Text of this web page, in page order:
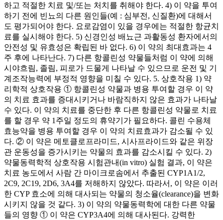
하고 적절한 치료 및/또는 처치를 취해야 한다. 4) 이 약을 투여
하기 전에 빈뇨의 다른 원인들(예 : 심부전, 신질환)에 대해서
도 평가되어야 한다. 요로감염이 있을 경우에는 적절한 항균치
료를 실시해야 한다. 5) 신경인성 배뇨근 과활동성 환자에서의
안전성 및 유효성은 확립된 바 없다. 6) 이 약의 최대효과는 4
주 후에 나타난다. 7) 다른 항콜린성 약물들처럼 이 약에 의해
시야흐림, 졸림, 피로가 드물게 나타날 수 있으므로 운전 및 기
계조작능력에 부정적 영향을 미칠 수 있다. 5. 상호작용 1) 약
리학적 상호작용 ① 항콜린성 약물과 병용 투여할 경우 이 약
의 치료 효과를 증대시키거나 바람직하지 않은 효과가 나타날
수 있다. 이 약의 치료를 중단한 후 다른 항콜린성 약물로 치료
를 할 경우 약 1주일 정도의 휴약기가 필요하다. 콜린 수용체
효능약을 병용 투여할 경우 이 약의 치료효과가 감소될 수 있
다. ② 이 약은 메토클로프라미드, 시사프라이드와 같은 위장
관 운동성을 증가시키는 약물의 효과를 감소시킬 수 있다. 2)
약물동력학적 상호작용 시험관내(in vitro) 실험 결과, 이 약은
치료 농도에서 사람 간 마이크로솜에서 추출된 CYP1A1/2,
2C9, 2C19, 2D6, 3A4를 저해하지 않았다. 따라서, 이 약은 이러
한 CYP 효소에 의해 대사되는 약물의 청소율(clearance)을 변화
시키지 않을 것 같다. 3) 이 약의 약물동력학에 대한 다른 약물
들의 영향 ① 이 약은 CYP3A4에 의해 대사된다. 강력한